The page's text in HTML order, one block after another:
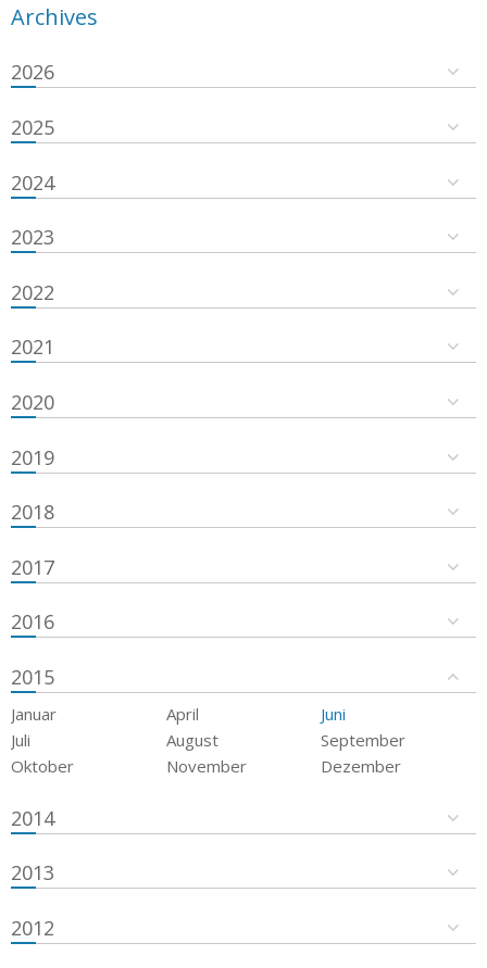
Archives
2026
2025
2024
2023
2022
2021
2020
2019
2018
2017
2016
2015
Januar April
Juni
Juli
August
September
Oktober
November Dezember
2014
2013
2012